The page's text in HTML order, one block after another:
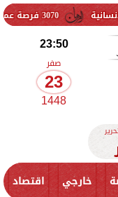
3070 فرصة عمل جديدة بالقطاع الخاص.. وظائف برواتب تصل إلى 9500 جنيه
23:50
صفر
23
1448
خارجي اقتصاد